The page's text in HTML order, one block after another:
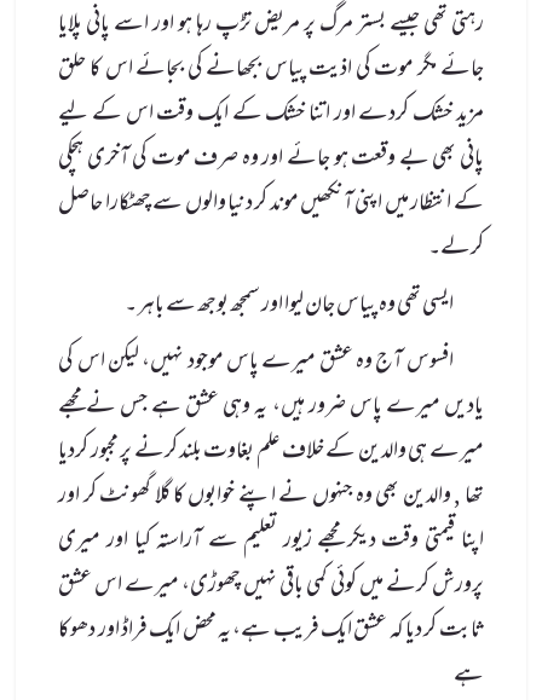
رہتی تھی جیسے بستر مرگ پر مریض تڑپ رہا ہو اور اسے پانی پلایا
جائے مگر موت کی اذیت پیاس بجھانے کی بجائے اس کا حلق
مزید خشک کردے اور اتنا خشک کے ایک وقت اس کے لیے
پانی بھی بے وقعت ہو جائے اور وہ صرف موت کی آخری ہچکی
کے انتظار میں اپنی آنکھیں موند کر دنیا والوں سے چھٹکارا حاصل
کرلے۔
ایسی تھی وہ پیاس جان لیوا اور سمجھ بوجھ سے باہر ۔
افسوس آج وہ عشق میرے پاس موجود نہیں، لیکن اس کی
یادیں میرے پاس ضرور ہیں، یہ وہی عشق ہے جس نے مجھے
میرے ہی والدین کے خلاف علم بغاوت بلند کرنے پر مجبور کردیا
تھا , والدین بھی وہ جنہوں نے اپنے خوابوں کا گلا گھونٹ کر اور
اپنا قیمتی وقت دیکر مجھے زیور تعلیم سے آراستہ کیا اور میری
پرورش کرنے میں کوئی کمی باقی نہیں چھوڑی، میرے اس عشق
ثابت کر دیا کہ عشق ایک فریب ہے، یہ محض ایک فراڈ اور دھوکا
ہے